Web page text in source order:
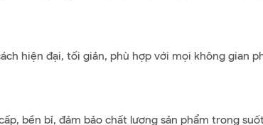
hiện đại, tối giản, phù hợp với mọi không gian
bền bỉ, đảm bảo chất lượng sản phẩm trong